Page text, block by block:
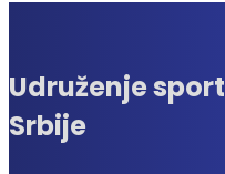
Udruženje
Srbije